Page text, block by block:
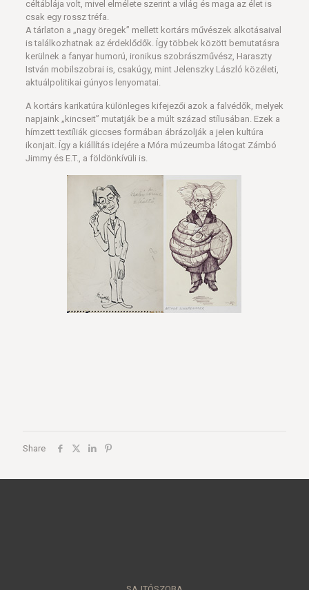
céltáblája volt, mivel elmélete szerint a világ és maga az élet is
csak egy rossz tréfa.
A tárlaton a „nagy öregek” mellett kortárs művészek alkotásaival
is találkozhatnak az érdeklődők. Így többek között bemutatásra
kerülnek a fanyar humorú, ironikus szobrászművész, Haraszty
István mobilszobrai is, csakúgy, mint Jelenszky László közéleti,
aktuálpolitikai gúnyos lenyomatai.
A kortárs karikatúra különleges kifejezői azok a falvédők, melyek
napjaink „kincseit” mutatják be a múlt század stílusában. Ezek a
hímzett textíliák giccses formában ábrázolják a jelen kultúra
ikonjait. Így a kiállítás idejére a Móra múzeumba látogat Zámbó
Jimmy és E.T., a földönkívüli is.
Share